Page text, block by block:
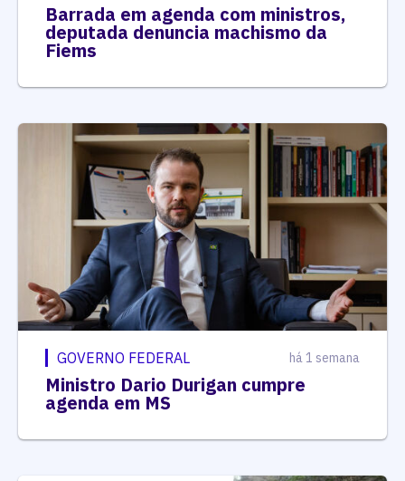
Barrada em agenda com ministros,
deputada denuncia machismo da
Fiems
GOVERNO FEDERAL há 1 semana
Ministro Dario Durigan cumpre
agenda em MS